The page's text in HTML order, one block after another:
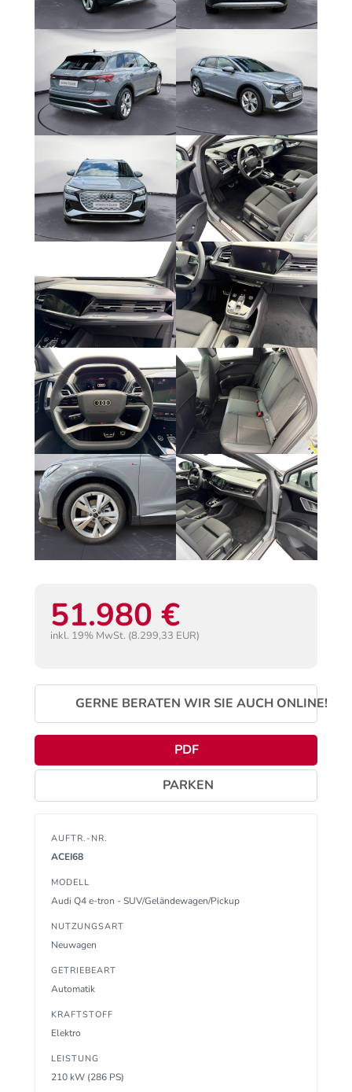
51.980 €
inkl. 19% MwSt. (8.299,33 EUR)
GERNE BERATEN WIR SIE AUCH ONLINE!
PDF
PARKEN
AUFTR.-NR.
ACEI68
MODELL
Audi Q4 e-tron - SUV/Geländewagen/Pickup
NUTZUNGSART
Neuwagen
GETRIEBEART
Automatik
KRAFTSTOFF
Elektro
LEISTUNG
210 kW (286 PS)